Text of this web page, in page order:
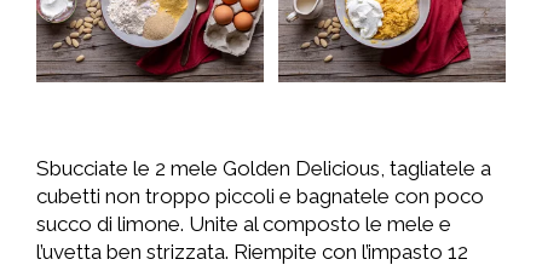
Sbucciate le 2 mele Golden Delicious, tagliatele a
cubetti non troppo piccoli e bagnatele con poco
succo di limone. Unite al composto le mele e
l’uvetta ben strizzata. Riempite con l’impasto 12